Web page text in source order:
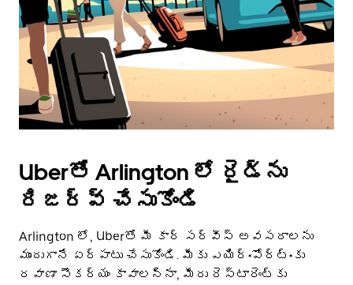
Uberతో Arlington లో రైడ్‌ను
రిజర్వ్ చేసుకోండి
Arlington లో, Uberతో మీ కార్ సర్వీస్ అవసరాలను
ముందుగానే ఏర్పాటు చేసుకోండి. మీకు ఎయిర్•పోర్ట్•కు
రవాణా సౌకర్యం కావాలన్నా, మీరు రెస్టారెంట్‌కు